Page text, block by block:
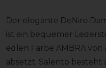
Der elegante DeNiro
ist ein bequemer
edlen Farbe AMBRA
absetzt. Salento besteht